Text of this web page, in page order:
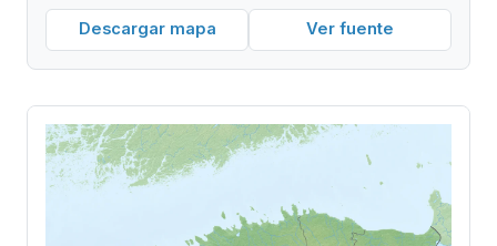
Descargar mapa Ver fuente